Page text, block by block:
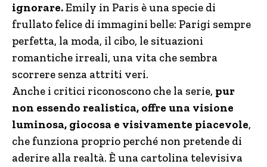
ignorare.Emily in Paris è una specie di
frullato felice di immagini belle: Parigi sempre
perfetta, la moda, il cibo, le situazioni
romantiche irreali, una vita che sembra
scorrere senza attriti veri.
Anche i critici riconoscono che la serie, pur
non essendo realistica, offre una visione
luminosa, giocosa e visivamente piacevole,
che funziona proprio perché non pretende di
aderire alla realtà. È una cartolina televisiva